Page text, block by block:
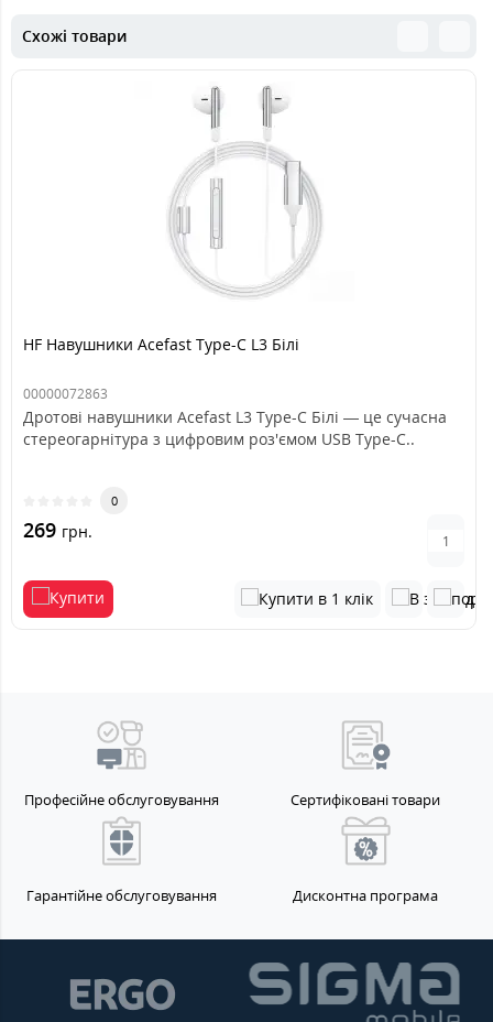
Схожі товари
HF Навушники Acefast Type-C L3 Білі
00000072863
Дротові навушники Acefast L3 Type-C Білі — це сучасна
стереогарнітура з цифровим роз'ємом USB Type-C..
0
269 грн.
Професійне обслуговування Сертифіковані товари
Гарантійне обслуговування Дисконтна програма